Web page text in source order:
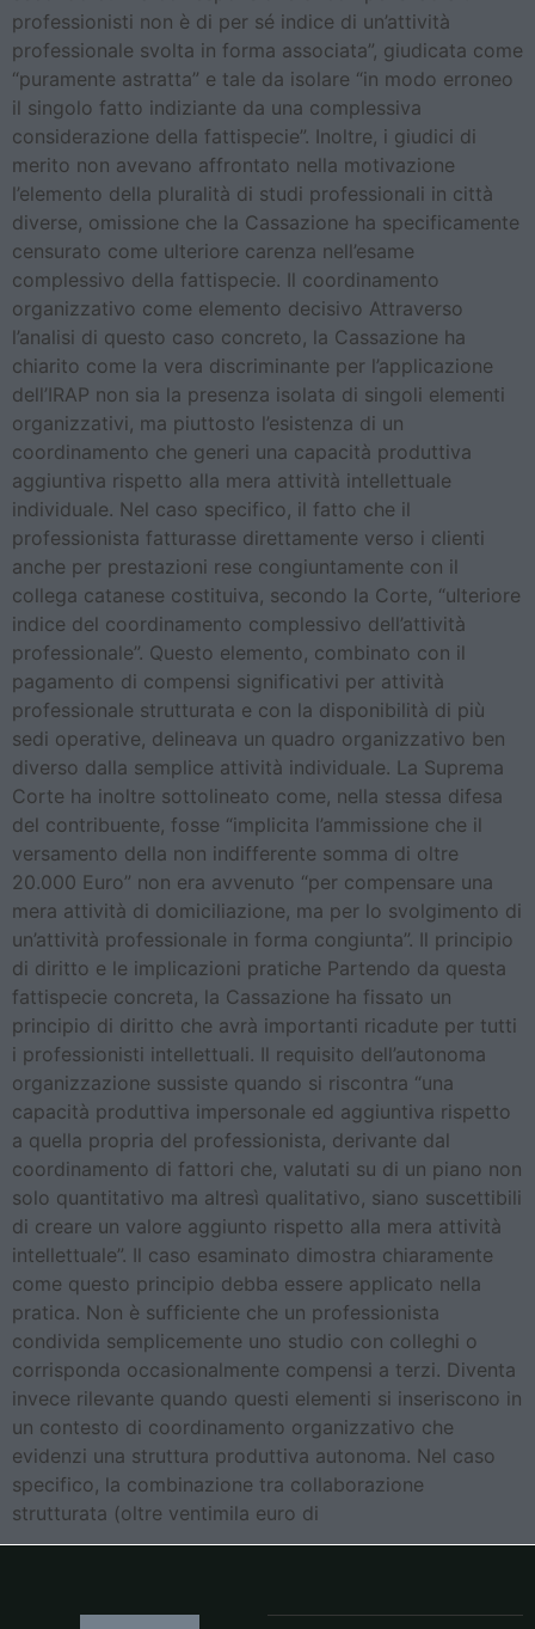
professionisti non è di per sé indice di un’attività
professionale svolta in forma associata”, giudicata come
“puramente astratta” e tale da isolare “in modo erroneo
il singolo fatto indiziante da una complessiva
considerazione della fattispecie”. Inoltre, i giudici di
merito non avevano affrontato nella motivazione
l’elemento della pluralità di studi professionali in città
diverse, omissione che la Cassazione ha specificamente
censurato come ulteriore carenza nell’esame
complessivo della fattispecie. Il coordinamento
organizzativo come elemento decisivo Attraverso
l’analisi di questo caso concreto, la Cassazione ha
chiarito come la vera discriminante per l’applicazione
dell’IRAP non sia la presenza isolata di singoli elementi
organizzativi, ma piuttosto l’esistenza di un
coordinamento che generi una capacità produttiva
aggiuntiva rispetto alla mera attività intellettuale
individuale. Nel caso specifico, il fatto che il
professionista fatturasse direttamente verso i clienti
anche per prestazioni rese congiuntamente con il
collega catanese costituiva, secondo la Corte, “ulteriore
indice del coordinamento complessivo dell’attività
professionale”. Questo elemento, combinato con il
pagamento di compensi significativi per attività
professionale strutturata e con la disponibilità di più
sedi operative, delineava un quadro organizzativo ben
diverso dalla semplice attività individuale. La Suprema
Corte ha inoltre sottolineato come, nella stessa difesa
del contribuente, fosse “implicita l’ammissione che il
versamento della non indifferente somma di oltre
20.000 Euro” non era avvenuto “per compensare una
mera attività di domiciliazione, ma per lo svolgimento di
un’attività professionale in forma congiunta”. Il principio
di diritto e le implicazioni pratiche Partendo da questa
fattispecie concreta, la Cassazione ha fissato un
principio di diritto che avrà importanti ricadute per tutti
i professionisti intellettuali. Il requisito dell’autonoma
organizzazione sussiste quando si riscontra “una
capacità produttiva impersonale ed aggiuntiva rispetto
a quella propria del professionista, derivante dal
coordinamento di fattori che, valutati su di un piano non
solo quantitativo ma altresì qualitativo, siano suscettibili
di creare un valore aggiunto rispetto alla mera attività
intellettuale”. Il caso esaminato dimostra chiaramente
come questo principio debba essere applicato nella
pratica. Non è sufficiente che un professionista
condivida semplicemente uno studio con colleghi o
corrisponda occasionalmente compensi a terzi. Diventa
invece rilevante quando questi elementi si inseriscono in
un contesto di coordinamento organizzativo che
evidenzi una struttura produttiva autonoma. Nel caso
specifico, la combinazione tra collaborazione
strutturata (oltre ventimila euro di